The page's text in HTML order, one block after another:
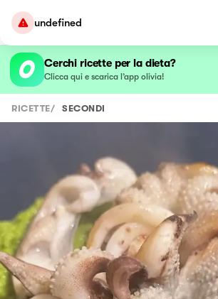
undefined
Cerchi ricette per la dieta?
Clicca qui e scarica l’app olivia!
RICETTE/ SECONDI